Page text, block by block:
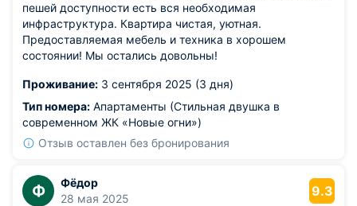
пешей доступности есть вся необходимая
инфраструктура. Квартира чистая, уютная.
Предоставляемая мебель и техника в хорошем
состоянии! Мы остались довольны!
Проживание: 3 сентября 2025 (3 дня)
Тип номера: Апартаменты (Стильная двушка в
современном ЖК «Новые огни»)
Отзыв оставлен без бронирования
Ф
Фёдор
28 мая 2025
9.3